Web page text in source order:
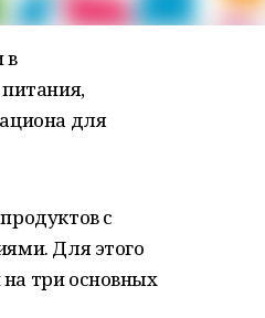
в
для
с
Для этого
три основных